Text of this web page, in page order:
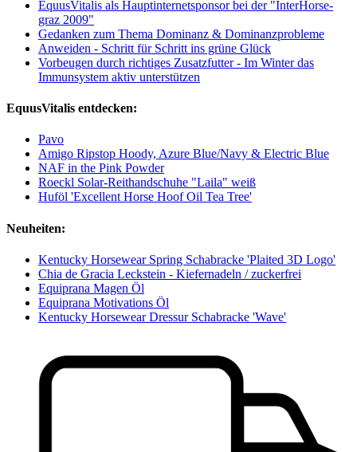
EquusVitalis als Hauptinternetsponsor bei der "InterHorse-
graz 2009"
Gedanken zum Thema Dominanz & Dominanzprobleme
Anweiden - Schritt für Schritt ins grüne Glück
Vorbeugen durch richtiges Zusatzfutter - Im Winter das
Immunsystem aktiv unterstützen
EquusVitalis entdecken:
Pavo
Amigo Ripstop Hoody, Azure Blue/Navy & Electric Blue
NAF in the Pink Powder
Roeckl Solar-Reithandschuhe "Laila" weiß
Huföl 'Excellent Horse Hoof Oil Tea Tree'
Neuheiten:
Kentucky Horsewear Spring Schabracke 'Plaited 3D Logo'
Chia de Gracia Leckstein - Kiefernadeln / zuckerfrei
Equiprana Magen Öl
Equiprana Motivations Öl
Kentucky Horsewear Dressur Schabracke 'Wave'